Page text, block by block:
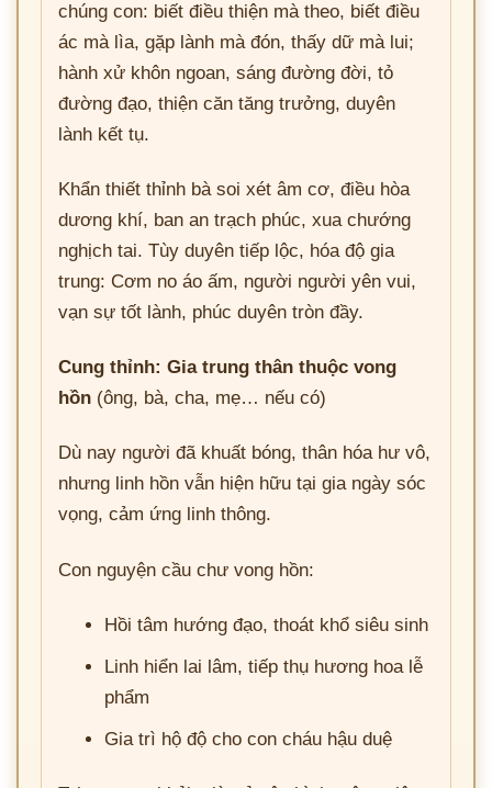
chúng con: biết điều thiện mà theo, biết điều
ác mà lìa, gặp lành mà đón, thấy dữ mà lui;
hành xử khôn ngoan, sáng đường đời, tỏ
đường đạo, thiện căn tăng trưởng, duyên
lành kết tụ.
Khẩn thiết thỉnh bà soi xét âm cơ, điều hòa
dương khí, ban an trạch phúc, xua chướng
nghịch tai. Tùy duyên tiếp lộc, hóa độ gia
trung: Cơm no áo ấm, người người yên vui,
vạn sự tốt lành, phúc duyên tròn đầy.
Cung thỉnh: Gia trung thân thuộc vong
hồn (ông, bà, cha, mẹ… nếu có)
Dù nay người đã khuất bóng, thân hóa hư vô,
nhưng linh hồn vẫn hiện hữu tại gia ngày sóc
vọng, cảm ứng linh thông.
Con nguyện cầu chư vong hồn:
Hồi tâm hướng đạo, thoát khổ siêu sinh
Linh hiển lai lâm, tiếp thụ hương hoa lễ
phẩm
Gia trì hộ độ cho con cháu hậu duệ